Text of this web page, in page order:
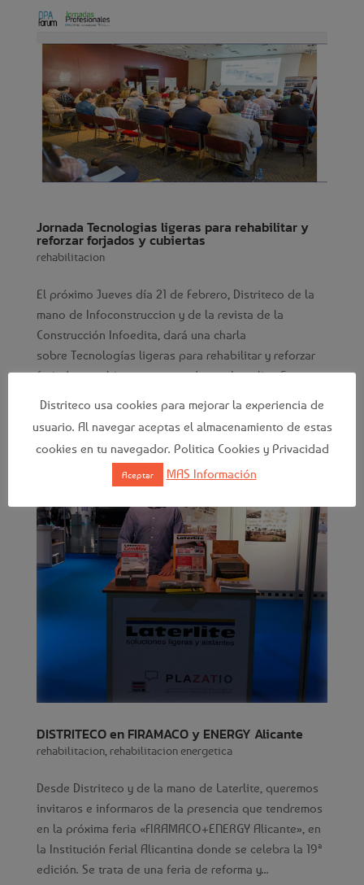
Jornada Tecnologias ligeras para rehabilitar y
reforzar forjados y cubiertas
rehabilitacion
El próximo Jueves día 21 de Febrero, Distriteco de la
mano de Infoconstruccion y de la revista de la
Construcción Infoedita, dará una charla
sobre Tecnologías ligeras para rehabilitar y reforzar
forjados y cubiertas, con productos Laterlite. Se trata
DISTRITECO en FIRAMACO y ENERGY Alicante
rehabilitacion, rehabilitacion energetica
Desde Distriteco y de la mano de Laterlite, queremos
invitaros e informaros de la presencia que tendremos
en la próxima feria «FIRAMACO+ENERGY Alicante», en
la Institución Ferial Alicantina donde se celebra la 19ª
edición. Se trata de una feria de reforma y...
Distriteco usa cookies para mejorar la experiencia de
usuario. Al navegar aceptas el almacenamiento de estas
cookies en tu navegador. Politica Cookies y Privacidad
Aceptar MAS Información